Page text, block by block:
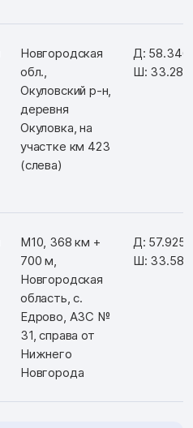
Новгородская
обл.,
Окуловский р-н,
деревня
Окуловка, на
участке км 423
(слева)
Д:
Ш:
М10, 368 км +
700 м,
Новгородская
область, с.
Едрово, АЗС №
31, справа от
Нижнего
Новгорода
Д:
Ш: